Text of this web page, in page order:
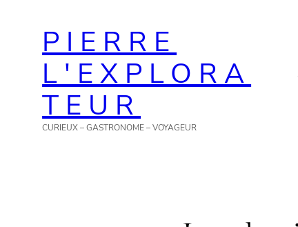
contenuPIERRE
L'EXPLORA
TEUR
CURIEUX – GASTRONOME – VOYAGEUR